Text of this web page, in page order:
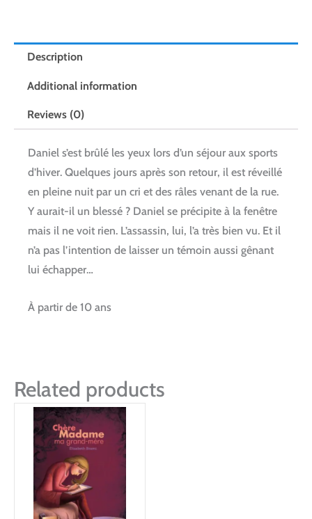
Description
Additional information
Reviews (0)
Daniel s’est brûlé les yeux lors d’un séjour aux sports
d’hiver. Quelques jours après son retour, il est réveillé
en pleine nuit par un cri et des râles venant de la rue.
Y aurait-il un blessé ? Daniel se précipite à la fenêtre
mais il ne voit rien. L’assassin, lui, l’a très bien vu. Et il
n’a pas l’intention de laisser un témoin aussi gênant
lui échapper…
À partir de 10 ans
Related products